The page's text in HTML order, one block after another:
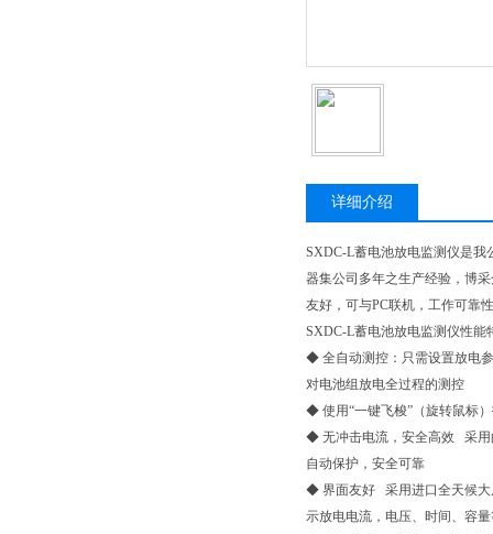
详细介绍
SXDC-L蓄电池放电监测仪是我
器集公司多年之生产经验，博
友好，可与PC联机，工作可靠
SXDC-L蓄电池放电监测仪性能
◆ 全自动测控：只需设置放电
对电池组放电全过程的测控
◆ 使用“一键飞梭”（旋转鼠标
◆ 无冲击电流，安全高效 采用
自动保护，安全可靠
◆ 界面友好 采用进口全天候大
示放电电流，电压、时间、容